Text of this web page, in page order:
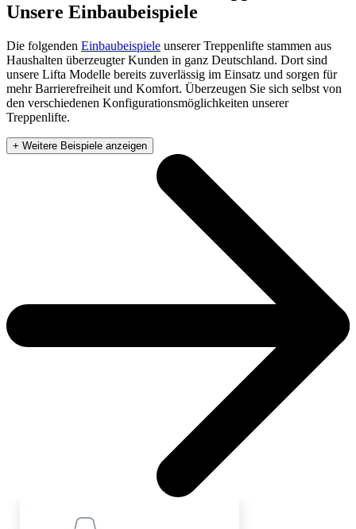
Unsere Einbaubeispiele
Die folgenden Einbaubeispiele unserer Treppenlifte stammen aus
Haushalten überzeugter Kunden in ganz Deutschland. Dort sind
unsere Lifta Modelle bereits zuverlässig im Einsatz und sorgen für
mehr Barrierefreiheit und Komfort. Überzeugen Sie sich selbst von
den verschiedenen Konfigurationsmöglichkeiten unserer
Treppenlifte.
+ Weitere Beispiele anzeigen